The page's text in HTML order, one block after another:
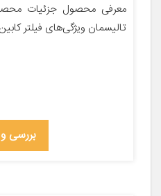
معرفی محصول جزئیات
تالیسمان ویژگی‌های فیلتر
بررسی